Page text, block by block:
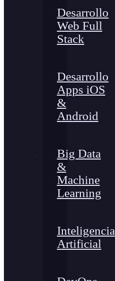
Desarrollo
Web Full
Stack
Desarrollo
Apps iOS
&
Android
Big Data
&
Machine
Learning
Inteligencia
Artificial